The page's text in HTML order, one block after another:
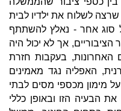
לשלוח את ילדיו לבית
סוג אחר - נאלץ להשתתף
אך לא יכול היה
האחרונות, בעקבות חזרת
האפליה נגד מאמינים
מימון מכספי מסים לבתי
הבעיה הזו ובאופן כללי